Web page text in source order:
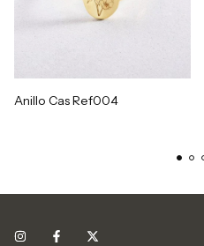
Anillo Cas Ref004